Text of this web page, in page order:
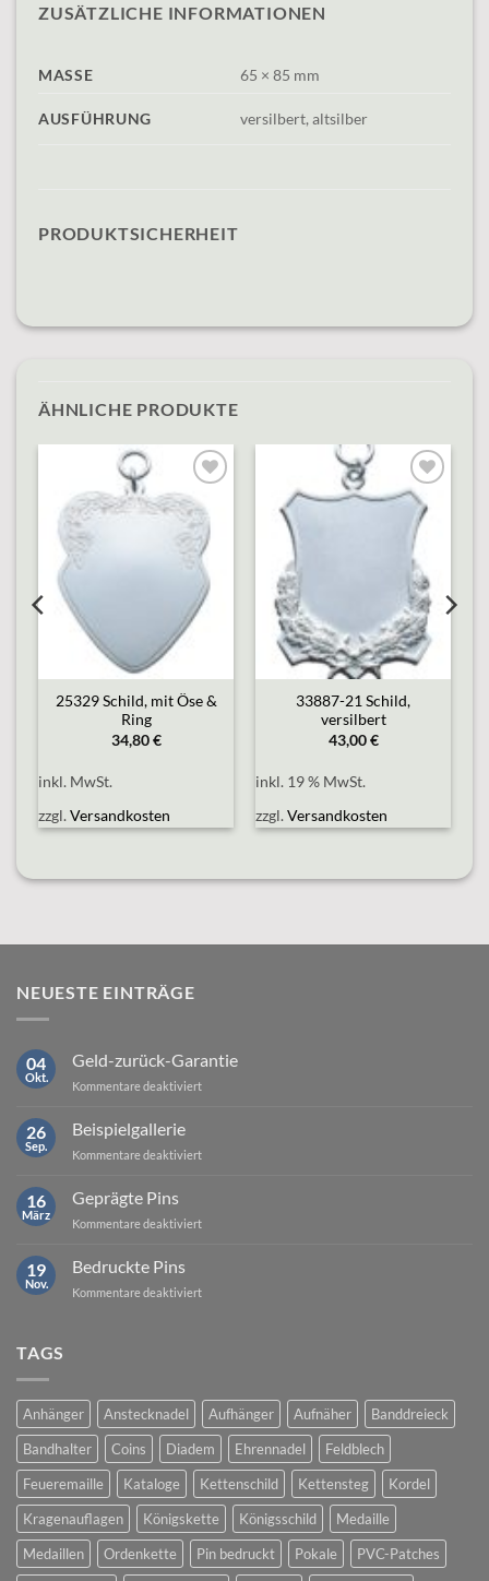
ZUSÄTZLICHE INFORMATIONEN
MASSE 65 × 85 mm
AUSFÜHRUNG versilbert, altsilber
PRODUKTSICHERHEIT
ÄHNLICHE PRODUKTE
Add to
wishlist
25329 Schild, mit Öse &
Ring
34,80€
inkl. MwSt.
zzgl.Versandkosten
Add to
wishlist
33887-21 Schild,
versilbert
43,00€
inkl. 19 % MwSt.
zzgl.Versandkosten
NEUESTE EINTRÄGE
04
Okt.
Geld-zurück-Garantie
Kommentare deaktiviertfür
26
Sep.
Beispielgallerie
Kommentare deaktiviertfür
16
März
Geprägte Pins
Kommentare deaktiviertfür
19
Nov.
Bedruckte Pins
Kommentare deaktiviertfür
TAGS
Anhänger Anstecknadel Aufhänger Aufnäher
Banddreieck
Bandhalter
Coins Diadem Ehrennadel
Feldblech
Feueremaille
Kataloge Kettenschild Kettensteg
Kordel
Kragenauflagen
Königskette Königsschild
Medaille
Medaillen
Ordenkette Pin bedruckt Pokale
PVC-Patches